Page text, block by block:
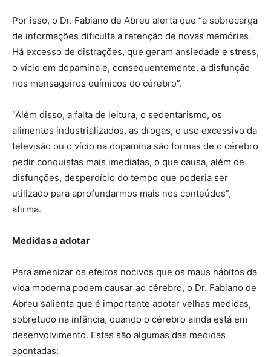
Por isso, o Dr. Fabiano de Abreu alerta que “a sobrecarga
de informações dificulta a retenção de novas memórias.
Há excesso de distrações, que geram ansiedade e stress,
o vício em dopamina e, consequentemente, a disfunção
nos mensageiros químicos do cérebro”.
“Além disso, a falta de leitura, o sedentarismo, os
alimentos industrializados, as drogas, o uso excessivo da
televisão ou o vício na dopamina são formas de o cérebro
pedir conquistas mais imediatas, o que causa, além de
disfunções, desperdício do tempo que poderia ser
utilizado para aprofundarmos mais nos conteúdos”,
afirma.
Medidas a adotar
Para amenizar os efeitos nocivos que os maus hábitos da
vida moderna podem causar ao cérebro, o Dr. Fabiano de
Abreu salienta que é importante adotar velhas medidas,
sobretudo na infância, quando o cérebro ainda está em
desenvolvimento. Estas são algumas das medidas
apontadas: